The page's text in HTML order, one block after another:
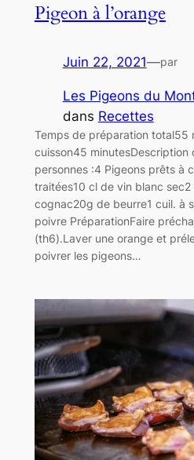
Pigeon à l’orange
Juin 22, 2021—par
Les Pigeons du
dans Recettes
Temps de préparation total55
cuisson45 minutesDescription
personnes :4 Pigeons prêts à
traitées10 cl de vin blanc
cognac20g de beurre1 cuil. à
poivre PréparationFaire
(th6).Laver une orange et
poivrer les pigeons…